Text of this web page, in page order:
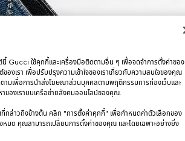
นี้ Gucci ใช้คุกกี้และเครื่องมือติดตามอื่น ๆ เพื่อจดจำการตั้งค่าของ
งเรา เพื่อปรับปรุงความเข้าใจของเราเกี่ยวกับความสนใจของคุณ
ามเพื่อการนำส่งโฆษณาส่วนบุคคลตามพฤติกรรมการท่องเว็บและ
ของเราบนเครือข่ายสังคมออนไลน์ของคุณ.
ล่าวถึงข้างต้น คลิก "การตั้งค่าคุกกี้" เพื่อกำหนดค่าตัวเลือกของ
ด คุณสามารถเปลี่ยนการตั้งค่าของคุณ และโดยเฉพาะอย่างยิ่ง